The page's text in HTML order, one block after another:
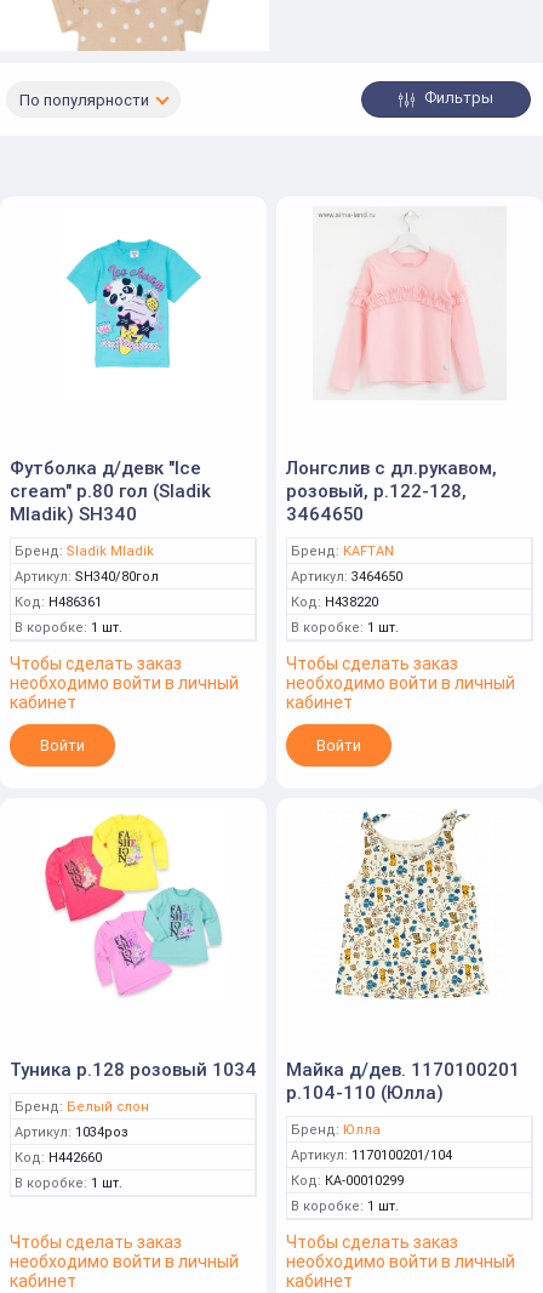
Туники
По популярности Фильтры
Футболка д/девк "Ice
cream" р.80 гол (Sladik
Mladik) SH340
Бренд: Sladik Mladik
Артикул: SH340/80гол
Код: Н486361
В коробке: 1 шт.
Чтобы сделать заказ
необходимо войти в личный
кабинет
Войти
Лонгслив с дл.рукавом,
розовый, р.122-128,
3464650
Бренд: KAFTAN
Артикул: 3464650
Код: Н438220
В коробке: 1 шт.
Чтобы сделать заказ
необходимо войти в личный
кабинет
Войти
Туника р.128 розовый 1034
Бренд: Белый слон
Артикул: 1034роз
Код: Н442660
В коробке: 1 шт.
Чтобы сделать заказ
необходимо войти в личный
кабинет
Майка д/дев. 1170100201
р.104-110 (Юлла)
Бренд: Юлла
Артикул: 1170100201/104
Код: КА-00010299
В коробке: 1 шт.
Чтобы сделать заказ
необходимо войти в личный
кабинет